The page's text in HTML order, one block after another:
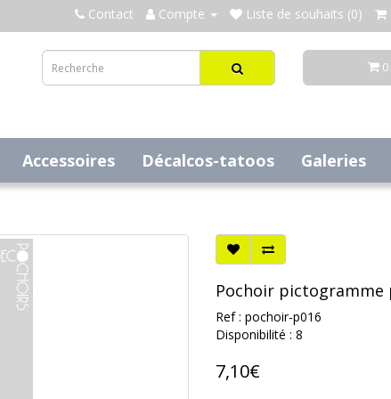
Contact Compte Liste de souhaits (0)
Accessoires Décalcos-tatoos Galeries
Pochoir pictogramme
Ref : pochoir-p016
Disponibilité : 8
7,10€